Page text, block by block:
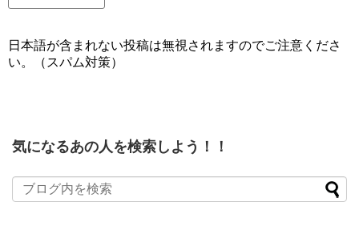
日本語が含まれない投稿は無視されますのでご注意くださ
い。（スパム対策）
気になるあの人を検索しよう！！